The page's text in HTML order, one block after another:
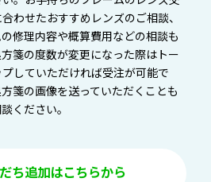
わせたおすすめレンズのご相談、
修理内容や概算費用などの相談も
箋の度数が変更になった際はトー
していただければ受注が可能で
箋の画像を送っていただくことも
ください。
ち追加はこちらから